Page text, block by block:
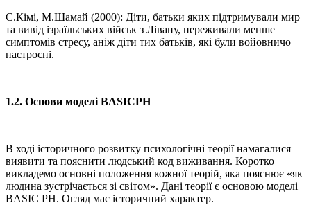
С.Кімі, М.Шамай (2000): Діти, батьки яких підтримували мир
та вивід ізраїльських військ з Лівану, переживали менше
симптомів стресу, аніж діти тих батьків, які були войовничо
настроєні.
1.2. Основи моделі BASICPH
В ході історичного розвитку психологічні теорії намагалися
виявити та пояснити людський код виживання. Коротко
викладемо основні положення кожної теорій, яка пояснює «як
людина зустрічається зі світом». Дані теорії є основою моделі
BASIC PH. Огляд має історичний характер.